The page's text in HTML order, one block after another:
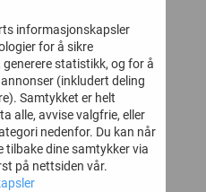
HUST AND CLAIRE
BODY ULL/BAMBUS
BARBARA ECRU
369,-
184,-
Kjøp
informasjonskapsler
for å sikre
statistikk, og for å
(inkludert deling
Samtykket er helt
alle, avvise valgfrie, eller
nedenfor. Du kan når
tilbake dine samtykker via
på nettsiden vår.